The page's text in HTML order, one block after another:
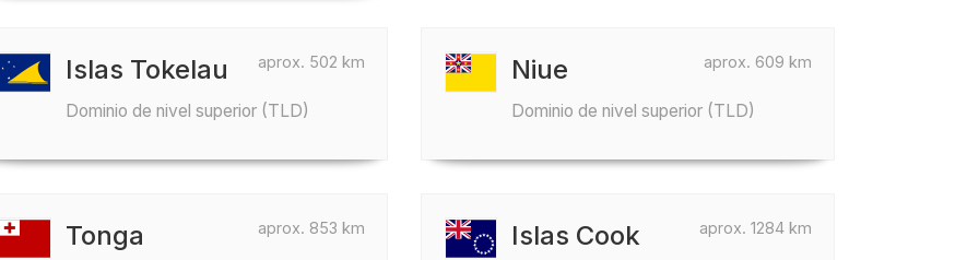
aprox. 502 km
Islas Tokelau
Dominio de nivel superior (TLD)
aprox. 609 km
Niue
Dominio de nivel superior (TLD)
aprox. 853 km
Tonga aprox. 1284 km
Islas Cook